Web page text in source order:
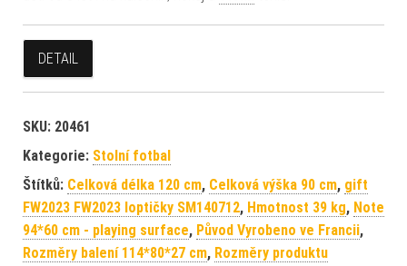
DETAIL
SKU: 20461
Kategorie: Stolní fotbal
Štítků: Celková délka 120 cm, Celková výška 90 cm, gift
FW2023 FW2023 loptičky SM140712, Hmotnost 39 kg, Note
94*60 cm - playing surface, Původ Vyrobeno ve Francii,
Rozměry balení 114*80*27 cm, Rozměry produktu